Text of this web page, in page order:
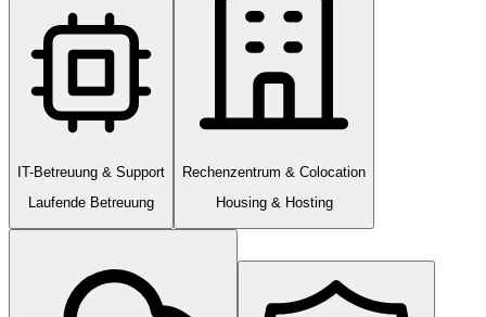
IT-Betreuung & Support
Laufende Betreuung
Rechenzentrum & Colocation
Housing & Hosting